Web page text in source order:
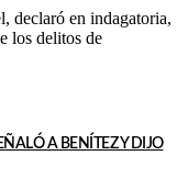
declaró en indagatoria,
los delitos de
A BENÍTEZ Y DIJO